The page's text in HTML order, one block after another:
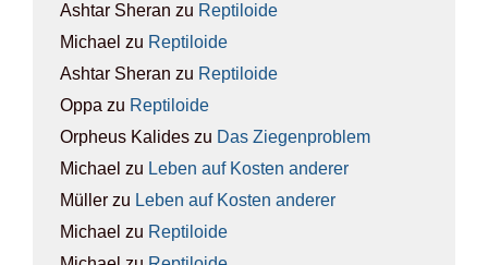
Ashtar Sheran zu Rep­ti­lo­ide
Michael zu Rep­ti­lo­ide
Ashtar Sheran zu Rep­ti­lo­ide
Oppa zu Rep­ti­lo­ide
Orpheus Kalides zu Das Zie­gen­pro­blem
Michael zu Leben auf Kos­ten ande­rer
Müller zu Leben auf Kos­ten ande­rer
Michael zu Rep­ti­lo­ide